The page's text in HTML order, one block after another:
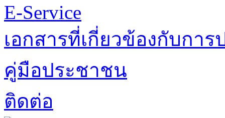
E-Service
เอกสารที่เกี่ยวข้องกับกา
คู่มือประชาชน
ติดต่อ